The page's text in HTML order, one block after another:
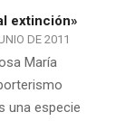
extinción»
DE 2011
María
una especie